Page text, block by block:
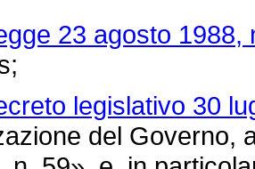
23 agosto 1988,
legislativo 30
del Governo,